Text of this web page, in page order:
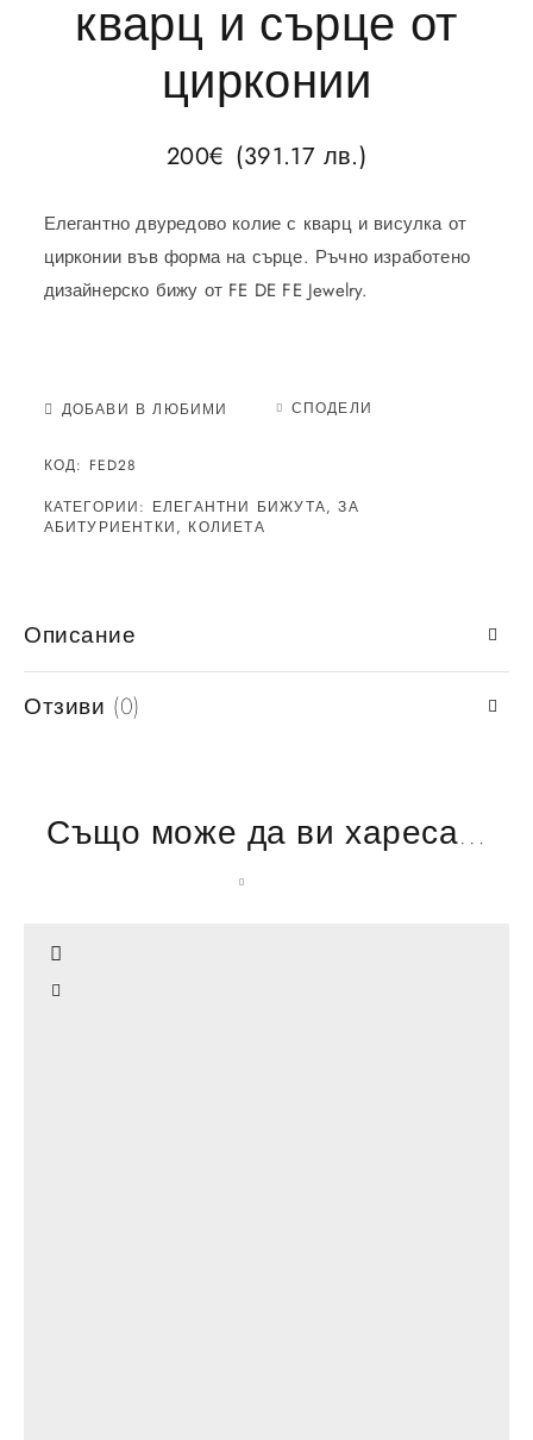
кварц и сърце от
цирконии
200€ (391.17 лв.)
Елегантно двуредово колие с кварц и висулка от
цирконии във форма на сърце. Ръчно изработено
дизайнерско бижу от FE DE FE Jewelry.
ДОБАВИ В ЛЮБИМИ СПОДЕЛИ
КОД: FED28
КАТЕГОРИИ: ЕЛЕГАНТНИ БИЖУТА,ЗА
АБИТУРИЕНТКИ, КОЛИЕТА
Описание
Отзиви (0)
Също може да ви хареса…